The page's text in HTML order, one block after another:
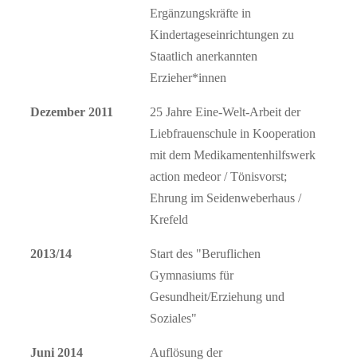
Ergänzungskräfte in
Kindertageseinrichtungen zu
Staatlich anerkannten
Erzieher*innen
Dezember 2011
25 Jahre Eine-Welt-Arbeit der
Liebfrauenschule in Kooperation
mit dem Medikamentenhilfswerk
action medeor / Tönisvorst;
Ehrung im Seidenweberhaus /
Krefeld
2013/14
Start des "Beruflichen
Gymnasiums für
Gesundheit/Erziehung und
Soziales"
Juni 2014
Auflösung der